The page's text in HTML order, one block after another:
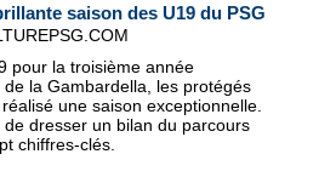
saison des U19 du PSG
pour la troisième année
la Gambardella, les protégés
une saison exceptionnelle.
dresser un bilan du parcours
chiffres-clés.